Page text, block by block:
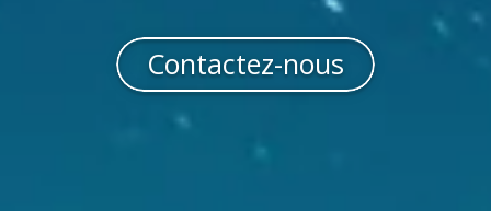
Contactez-nous